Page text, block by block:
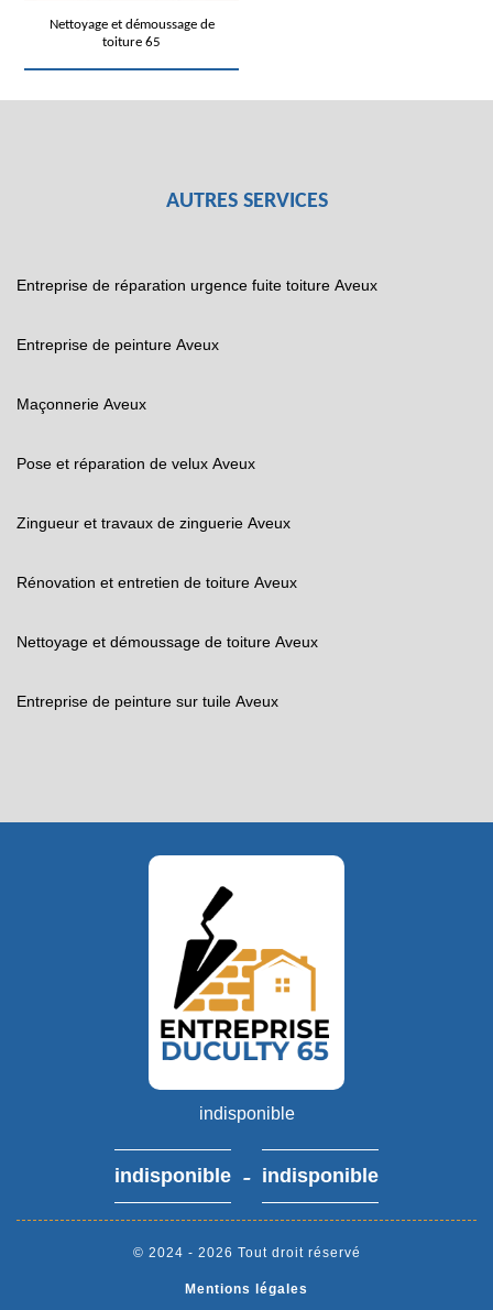
Nettoyage et démoussage de
toiture 65
AUTRES SERVICES
Entreprise de réparation urgence fuite toiture Aveux
Entreprise de peinture Aveux
Maçonnerie Aveux
Pose et réparation de velux Aveux
Zingueur et travaux de zinguerie Aveux
Rénovation et entretien de toiture Aveux
Nettoyage et démoussage de toiture Aveux
Entreprise de peinture sur tuile Aveux
indisponible
indisponible - indisponible
© 2024 - 2026 Tout droit réservé
Mentions légales